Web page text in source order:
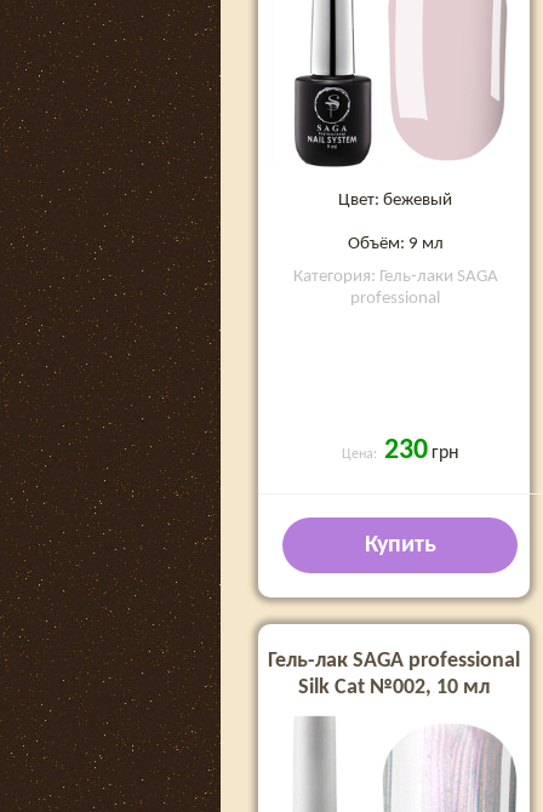
Цвет: бежевый
Объём: 9 мл
Категория: Гель-лаки SAGA
professional
Цена: 230 грн
Купить
Гель-лак SAGA professional
Silk Cat №002, 10 мл